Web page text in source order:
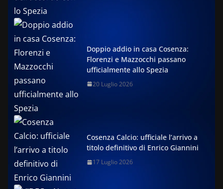
Doppio addio in casa Cosenza:
Florenzi e Mazzocchi passano
ufficialmente allo Spezia
20 Luglio 2026
Cosenza Calcio: ufficiale l’arrivo a
titolo definitivo di Enrico Giannini
17 Luglio 2026